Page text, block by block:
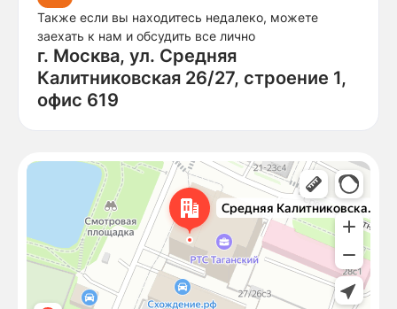
Также если вы находитесь недалеко, можете
заехать к нам и обсудить все лично
г. Москва, ул. Средняя
Калитниковская 26/27, строение 1,
офис 619
Москва
Средняя Калитниковская улица, 26/27с1 — Яндекс Карты